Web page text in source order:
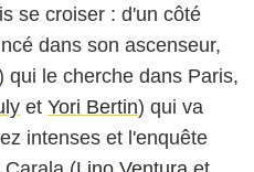
se croiser : d'un côté
dans son ascenseur,
qui le cherche dans Paris,
et Yori Bertin) qui va
intenses et l'enquête